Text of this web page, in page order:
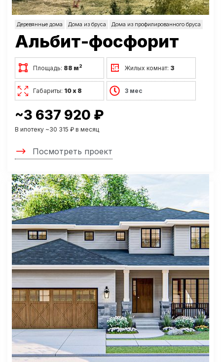
Деревянные дома Дома из бруса Дома из профилированного бруса
Альбит-фосфорит
Площадь: 88 м2 Жилых комнат: 3
Габариты: 10 х 8 3 мес
~3 637 920 ₽
В ипотеку ~30 315 ₽ в месяц
Посмотреть проект